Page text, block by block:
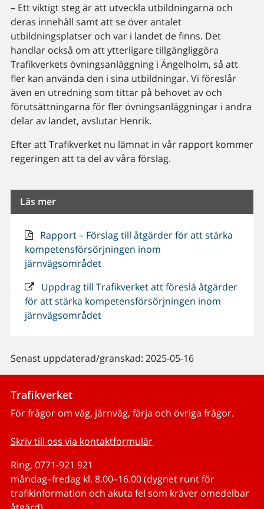
– Ett viktigt steg är att utveckla utbildningarna och
deras innehåll samt att se över antalet
utbildningsplatser och var i landet de finns. Det
handlar också om att ytterligare tillgängliggöra
Trafikverkets övningsanläggning i Ängelholm, så att
fler kan använda den i sina utbildningar. Vi föreslår
även en utredning som tittar på behovet av och
förutsättningarna för fler övningsanläggningar i andra
delar av landet, avslutar Henrik.
Efter att Trafikverket nu lämnat in vår rapport kommer
regeringen att ta del av våra förslag.
Läs mer
Rapport – Förslag till åtgärder för att stärka
kompetensförsörjningen inom
järnvägsområdet
Uppdrag till Trafikverket att föreslå åtgärder
för att stärka kompetensförsörjningen inom
järnvägsområdet
Senast uppdaterad/granskad: 2025-05-16
Trafikverket
För frågor om väg, järnväg, färja och övriga frågor.
Skriv till oss via kontaktformulär
Ring, 0771-921 921
måndag–fredag kl. 8.00–16.00 (dygnet runt för
trafikinformation och akuta fel som kräver omedelbar